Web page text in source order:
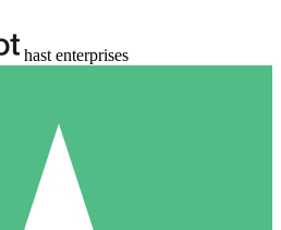
hast enterprises